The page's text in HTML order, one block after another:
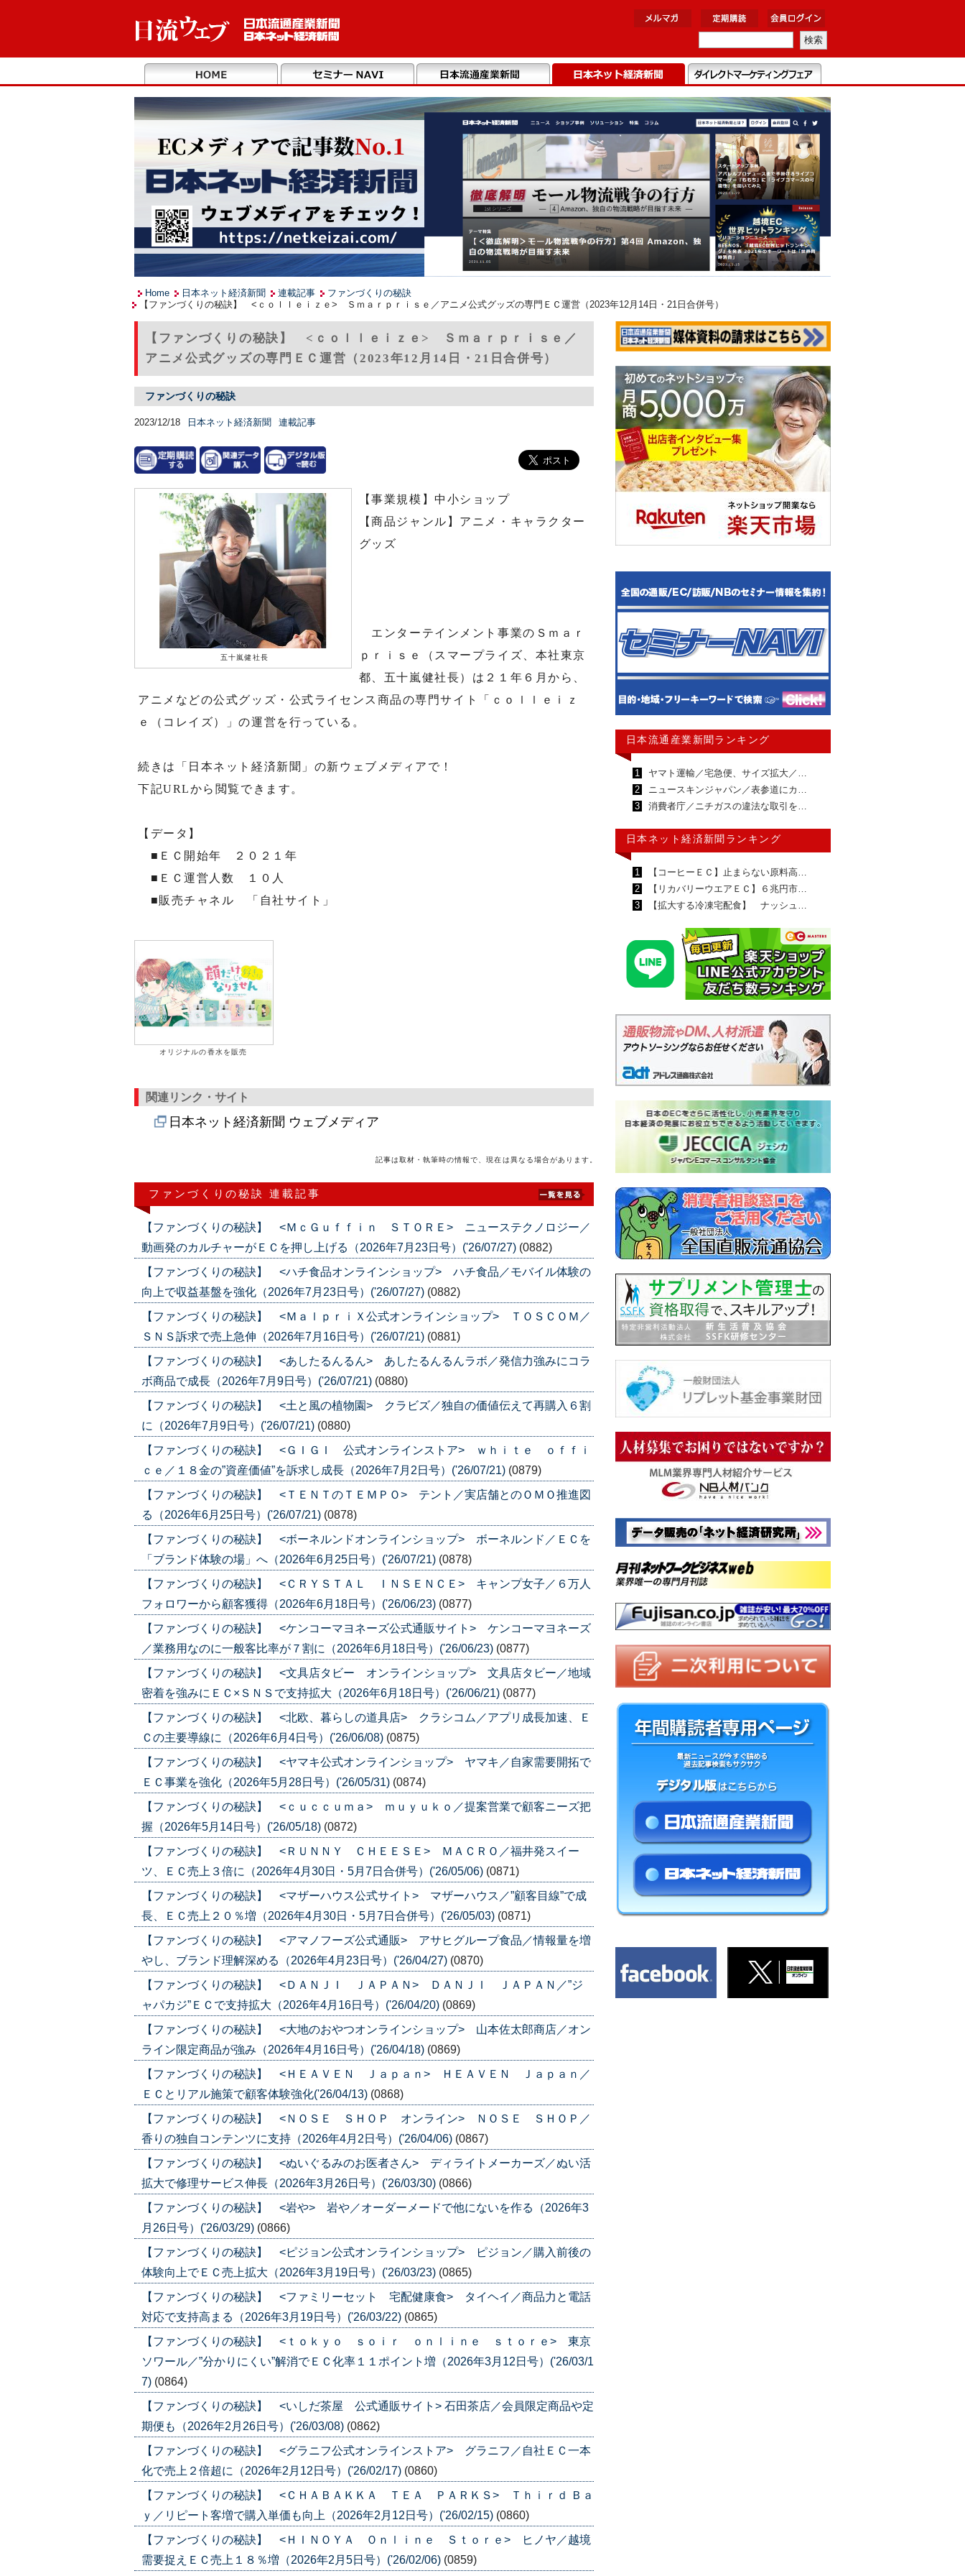
Home 日本ネット経済新聞 連載記事
ファンづくりの秘訣
【ファンづくりの秘訣】 <ｃｏｌｌｅｉｚｅ> Ｓｍａｒｐｒｉｓｅ／アニメ公式グッズの専門ＥＣ運営（2023年12月14日・21日合併号）
【ファンづくりの秘訣】 <ｃｏｌｌｅｉｚｅ> Ｓｍａｒｐｒｉｓｅ／
アニメ公式グッズの専門ＥＣ運営（2023年12月14日・21日合併号）
ファンづくりの秘訣
2023/12/18 日本ネット経済新聞 連載記事
五十嵐健社長
【事業規模】中小ショップ
【商品ジャンル】アニメ・キャラクター
グッズ
エンターテインメント事業のＳｍａｒ
ｐｒｉｓｅ（スマープライズ、本社東京
都、五十嵐健社長）は２１年６月から、
アニメなどの公式グッズ・公式ライセンス商品の専門サイト「ｃｏｌｌｅｉｚ
ｅ（コレイズ）」の運営を行っている。
続きは「日本ネット経済新聞」の新ウェブメディアで！
下記URLから閲覧できます。
【データ】
■ＥＣ開始年 ２０２１年
■ＥＣ運営人数 １０人
■販売チャネル 「自社サイト」
オリジナルの香水を販売
関連リンク・サイト
日本ネット経済新聞 ウェブメディア
記事は取材・執筆時の情報で、現在は異なる場合があります。
ファンづくりの秘訣 連載記事
【ファンづくりの秘訣】 <ＭｃＧｕｆｆｉｎ ＳＴＯＲＥ> ニューステクノロジー／
動画発のカルチャーがＥＣを押し上げる（2026年7月23日号）('26/07/27) (0882)
【ファンづくりの秘訣】 <ハチ食品オンラインショップ> ハチ食品／モバイル体験の
向上で収益基盤を強化（2026年7月23日号）('26/07/27) (0882)
【ファンづくりの秘訣】 <ＭａｌｐｒｉＸ公式オンラインショップ> ＴＯＳＣＯＭ／
ＳＮＳ訴求で売上急伸（2026年7月16日号）('26/07/21) (0881)
【ファンづくりの秘訣】 <あしたるんるん> あしたるんるんラボ／発信力強みにコラ
ボ商品で成長（2026年7月9日号）('26/07/21) (0880)
【ファンづくりの秘訣】 <土と風の植物園> クラビズ／独自の価値伝えて再購入６割
に（2026年7月9日号）('26/07/21) (0880)
【ファンづくりの秘訣】 <ＧＩＧＩ 公式オンラインストア> ｗｈｉｔｅ ｏｆｆｉ
ｃｅ／１８金の”資産価値”を訴求し成長（2026年7月2日号）('26/07/21) (0879)
【ファンづくりの秘訣】 <ＴＥＮＴのＴＥＭＰＯ> テント／実店舗とのＯＭＯ推進図
る（2026年6月25日号）('26/07/21) (0878)
【ファンづくりの秘訣】 <ボーネルンドオンラインショップ> ボーネルンド／ＥＣを
「ブランド体験の場」へ（2026年6月25日号）('26/07/21) (0878)
【ファンづくりの秘訣】 <ＣＲＹＳＴＡＬ ＩＮＳＥＮＣＥ> キャンプ女子／６万人
フォロワーから顧客獲得（2026年6月18日号）('26/06/23) (0877)
【ファンづくりの秘訣】 <ケンコーマヨネーズ公式通販サイト> ケンコーマヨネーズ
／業務用なのに一般客比率が７割に（2026年6月18日号）('26/06/23) (0877)
【ファンづくりの秘訣】 <文具店タビー オンラインショップ> 文具店タビー／地域
密着を強みにＥＣ×ＳＮＳで支持拡大（2026年6月18日号）('26/06/21) (0877)
【ファンづくりの秘訣】 <北欧、暮らしの道具店> クラシコム／アプリ成長加速、Ｅ
Ｃの主要導線に（2026年6月4日号）('26/06/08) (0875)
【ファンづくりの秘訣】 <ヤマキ公式オンラインショップ> ヤマキ／自家需要開拓で
ＥＣ事業を強化（2026年5月28日号）('26/05/31) (0874)
【ファンづくりの秘訣】 <ｃｕｃｃｕｍａ> ｍｕｙｕｋｏ／提案営業で顧客ニーズ把
握（2026年5月14日号）('26/05/18) (0872)
【ファンづくりの秘訣】 <ＲＵＮＮＹ ＣＨＥＥＳＥ> ＭＡＣＲＯ／福井発スイー
ツ、ＥＣ売上３倍に（2026年4月30日・5月7日合併号）('26/05/06) (0871)
【ファンづくりの秘訣】 <マザーハウス公式サイト> マザーハウス／”顧客目線”で成
長、ＥＣ売上２０％増（2026年4月30日・5月7日合併号）('26/05/03) (0871)
【ファンづくりの秘訣】 <アマノフーズ公式通販> アサヒグループ食品／情報量を増
やし、ブランド理解深める（2026年4月23日号）('26/04/27) (0870)
【ファンづくりの秘訣】 <ＤＡＮＪＩ ＪＡＰＡＮ> ＤＡＮＪＩ ＪＡＰＡＮ／”ジ
ャパカジ”ＥＣで支持拡大（2026年4月16日号）('26/04/20) (0869)
【ファンづくりの秘訣】 <大地のおやつオンラインショップ> 山本佐太郎商店／オン
ライン限定商品が強み（2026年4月16日号）('26/04/18) (0869)
【ファンづくりの秘訣】 <ＨＥＡＶＥＮ Ｊａｐａｎ> ＨＥＡＶＥＮ Ｊａｐａｎ／
ＥＣとリアル施策で顧客体験強化('26/04/13) (0868)
【ファンづくりの秘訣】 <ＮＯＳＥ ＳＨＯＰ オンライン> ＮＯＳＥ ＳＨＯＰ／
香りの独自コンテンツに支持（2026年4月2日号）('26/04/06) (0867)
【ファンづくりの秘訣】 <ぬいぐるみのお医者さん> ディライトメーカーズ／ぬい活
拡大で修理サービス伸長（2026年3月26日号）('26/03/30) (0866)
【ファンづくりの秘訣】 <岩や> 岩や／オーダーメードで他にないを作る（2026年3
月26日号）('26/03/29) (0866)
【ファンづくりの秘訣】 <ピジョン公式オンラインショップ> ピジョン／購入前後の
体験向上でＥＣ売上拡大（2026年3月19日号）('26/03/23) (0865)
【ファンづくりの秘訣】 <ファミリーセット 宅配健康食> タイヘイ／商品力と電話
対応で支持高まる（2026年3月19日号）('26/03/22) (0865)
【ファンづくりの秘訣】 <ｔｏｋｙｏ ｓｏｉｒ ｏｎｌｉｎｅ ｓｔｏｒｅ> 東京
ソワール／”分かりにくい”解消でＥＣ化率１１ポイント増（2026年3月12日号）('26/03/1
7) (0864)
【ファンづくりの秘訣】 <いしだ茶屋 公式通販サイト> 石田茶店／会員限定商品や定
期便も（2026年2月26日号）('26/03/08) (0862)
【ファンづくりの秘訣】 <グラニフ公式オンラインストア> グラニフ／自社ＥＣ一本
化で売上２倍超に（2026年2月12日号）('26/02/17) (0860)
【ファンづくりの秘訣】 <ＣＨＡＢＡＫＫＡ ＴＥＡ ＰＡＲＫＳ> Ｔｈｉｒｄ Ｂａ
ｙ／リピート客増で購入単価も向上（2026年2月12日号）('26/02/15) (0860)
【ファンづくりの秘訣】 <ＨＩＮＯＹＡ Ｏｎｌｉｎｅ Ｓｔｏｒｅ> ヒノヤ／越境
需要捉えＥＣ売上１８％増（2026年2月5日号）('26/02/06) (0859)
日本流通産業新聞ランキング
1
ヤマト運輸／宅急便、サイズ拡大／…
2
ニュースキンジャパン／表参道にカ…
3
消費者庁／ニチガスの違法な取引を…
日本ネット経済新聞ランキング
1
【コーヒーＥＣ】止まらない原料高…
2
【リカバリーウエアＥＣ】６兆円市…
3
【拡大する冷凍宅配食】 ナッシュ…